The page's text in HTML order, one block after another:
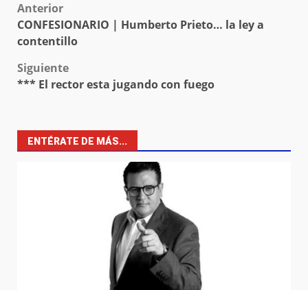
Post
navigation
Anterior
CONFESIONARIO | Humberto Prieto… la ley a
contentillo
Siguiente
*** El rector esta jugando con fuego
ENTÉRATE DE MÁS...